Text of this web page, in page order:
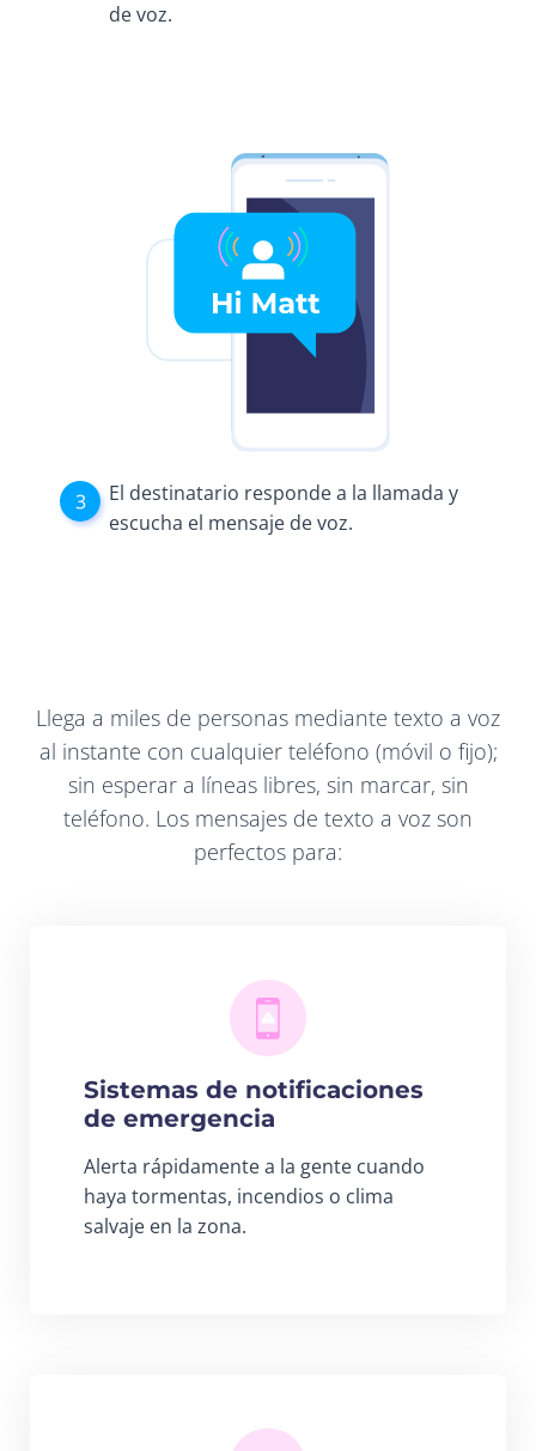
de voz.
El destinatario responde a la llamada y
escucha el mensaje de voz.
Llega a miles de personas mediante texto a voz
al instante con cualquier teléfono (móvil o fijo);
sin esperar a líneas libres, sin marcar, sin
teléfono. Los mensajes de texto a voz son
perfectos para:
Sistemas de notificaciones
de emergencia
Alerta rápidamente a la gente cuando
haya tormentas, incendios o clima
salvaje en la zona.